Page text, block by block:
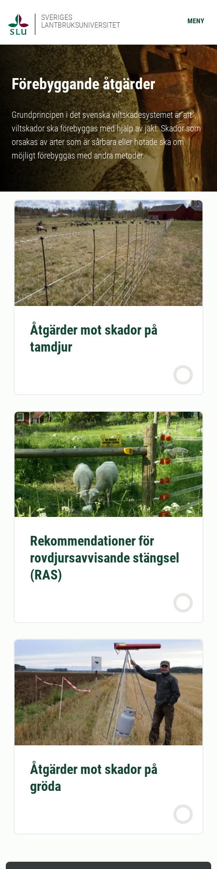
SVERIGES
LANTBRUKSUNIVERSITET
MENY
Förebyggande åtgärder
Grundprincipen i det svenska viltskadesystemet är att
viltskador ska förebyggas med hjälp av jakt. Skador som
orsakas av arter som är sårbara eller hotade ska om
möjligt förebyggas med andra metoder.
Åtgärder mot skador på
tamdjur
Rekommendationer för
rovdjursavvisande stängsel
(RAS)
Åtgärder mot skador på
gröda